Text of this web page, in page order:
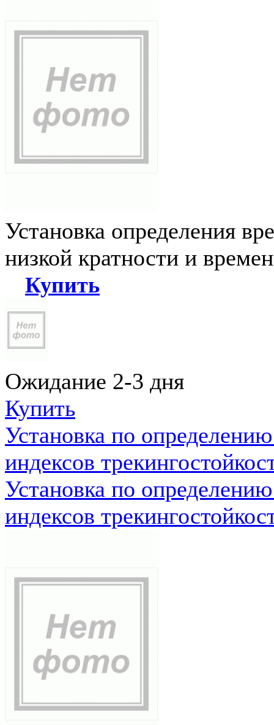
Установка определения
низкой кратности и
Купить
Ожидание 2-3 дня
Купить
Установка по
индексов
Установка по
индексов